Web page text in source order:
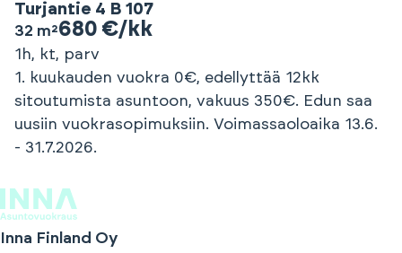
Turjantie 4 B 107
32 m²680 €/kk
1h, kt, parv
1. kuukauden vuokra 0€, edellyttää 12kk
sitoutumista asuntoon, vakuus 350€. Edun saa
uusiin vuokrasopimuksiin. Voimassaoloaika 13.6.
- 31.7.2026.
Inna Finland Oy